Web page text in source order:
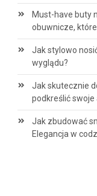
Must-have buty
obuwnicze,
Jak stylowo
wyglądu?
Jak skutecznie
podkreślić swoje
Jak zbudować
Elegancja w